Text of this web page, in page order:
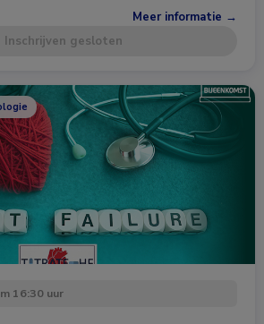
Meer informatie →
Inschrijven gesloten
16:30 uur